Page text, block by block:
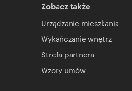
Zobacz także
Urządzanie mieszkania
Wykańczanie wnętrz
Strefa partnera
Wzory umów